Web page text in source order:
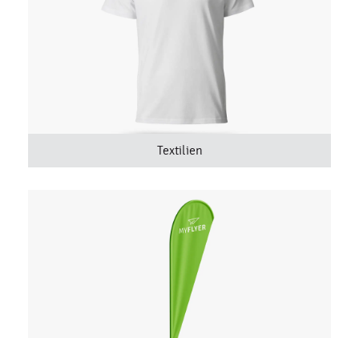
Textilien